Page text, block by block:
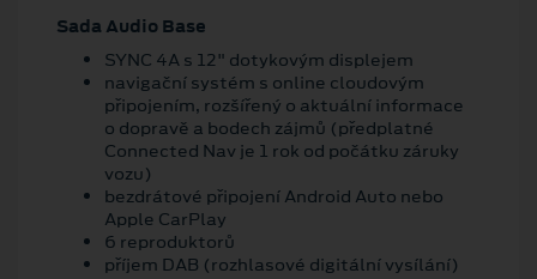
Sada Audio Base
SYNC 4A s 12" dotykovým displejem
navigační systém s online cloudovým
připojením, rozšířený o aktuální informace
o dopravě a bodech zájmů (předplatné
Connected Nav je 1 rok od počátku záruky
vozu)
bezdrátové připojení Android Auto nebo
Apple CarPlay
6 reproduktorů
příjem DAB (rozhlasové digitální vysílání)